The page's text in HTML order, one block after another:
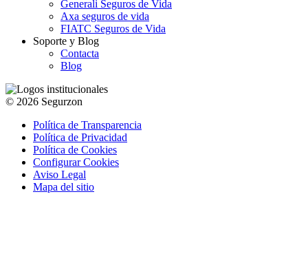
Generali Seguros de Vida
Axa seguros de vida
FIATC Seguros de Vida
Soporte y Blog
Contacta
Blog
© 2026 Segurzon
Política de Transparencia
Política de Privacidad
Política de Cookies
Configurar Cookies
Aviso Legal
Mapa del sitio